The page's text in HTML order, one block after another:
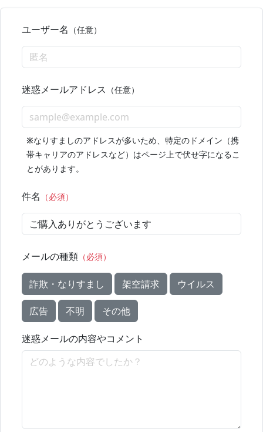
ユーザー名 （任意）
迷惑メールアドレス （任意）
※なりすましのアドレスが多いため、特定のドメイン（携
帯キャリアのアドレスなど）はページ上で伏せ字になるこ
とがあります。
件名 （必須）
メールの種類 （必須）
詐欺・なりすまし 架空請求 ウイルス
広告 不明 その他
迷惑メールの内容やコメント